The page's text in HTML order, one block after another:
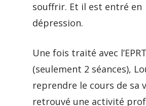
souffrir. Et il est entré en
dépression.
Une fois traité avec
(seulement 2 séances),
reprendre le cours de sa
retrouvé une activité